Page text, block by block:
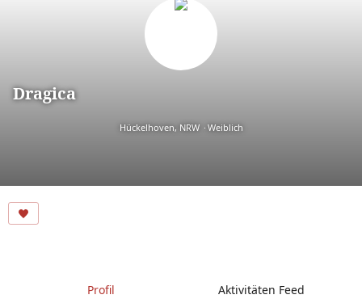
Dragica
Hückelhoven, NRW Weiblich
Profil Aktivitäten Feed